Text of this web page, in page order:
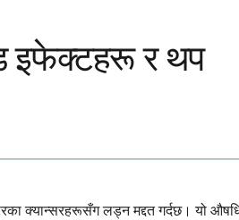
इफेक्टहरू र थप
क्यान्सरहरूसँग लड्न मद्दत गर्दछ। यो